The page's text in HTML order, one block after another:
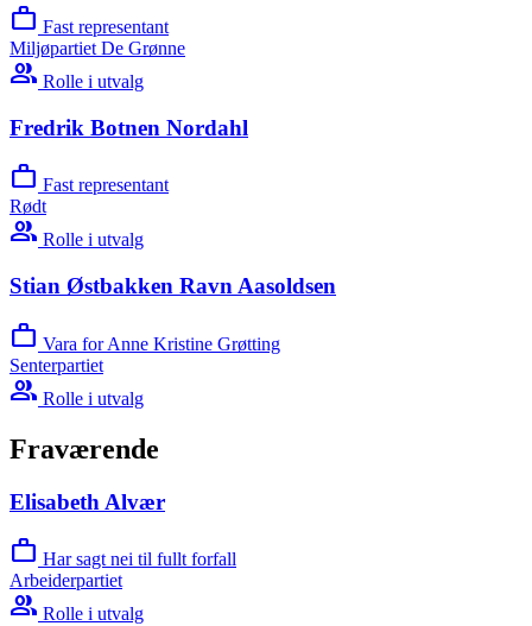
work Fast representant
Miljøpartiet De Grønne
group Rolle i utvalg
Fredrik Botnen Nordahl
work Fast representant
Rødt
group Rolle i utvalg
Stian Østbakken Ravn Aasoldsen
work Vara for Anne Kristine Grøtting
Senterpartiet
group Rolle i utvalg
Fraværende
Elisabeth Alvær
work Har sagt nei til fullt forfall
Arbeiderpartiet
group Rolle i utvalg